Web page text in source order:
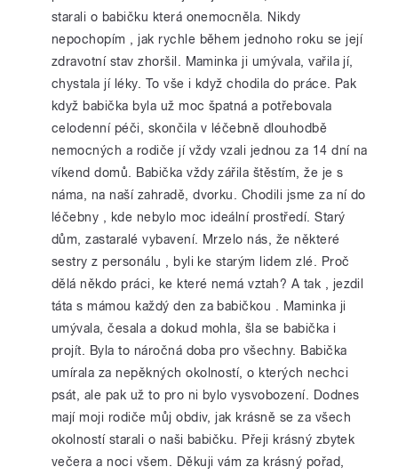
starali o babičku která onemocněla. Nikdy
nepochopím , jak rychle během jednoho roku se její
zdravotní stav zhoršil. Maminka ji umývala, vařila jí,
chystala jí léky. To vše i když chodila do práce. Pak
když babička byla už moc špatná a potřebovala
celodenní péči, skončila v léčebně dlouhodbě
nemocných a rodiče jí vždy vzali jednou za 14 dní na
víkend domů. Babička vždy zářila štěstím, že je s
náma, na naší zahradě, dvorku. Chodili jsme za ní do
léčebny , kde nebylo moc ideální prostředí. Starý
dům, zastaralé vybavení. Mrzelo nás, že některé
sestry z personálu , byli ke starým lidem zlé. Proč
dělá někdo práci, ke které nemá vztah? A tak , jezdil
táta s mámou každý den za babičkou . Maminka ji
umývala, česala a dokud mohla, šla se babička i
projít. Byla to náročná doba pro všechny. Babička
umírala za nepěkných okolností, o kterých nechci
psát, ale pak už to pro ni bylo vysvobození. Dodnes
mají moji rodiče můj obdiv, jak krásně se za všech
okolností starali o naši babičku. Přeji krásný zbytek
večera a noci všem. Děkuji vám za krásný pořad,